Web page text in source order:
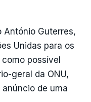
António Guterres,
Unidas para os
possível
geral da ONU,
de uma